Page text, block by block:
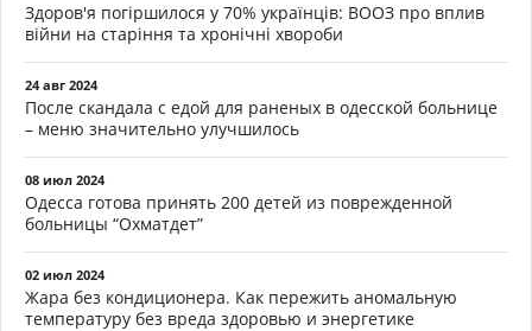
Здоров'я погіршилося у 70% українців: ВООЗ про вплив
війни на старіння та хронічні хвороби
24 авг 2024
После скандала с едой для раненых в одесской больнице
– меню значительно улучшилось
08 июл 2024
Одесса готова принять 200 детей из поврежденной
больницы “Охматдет”
02 июл 2024
Жара без кондиционера. Как пережить аномальную
температуру без вреда здоровью и энергетике